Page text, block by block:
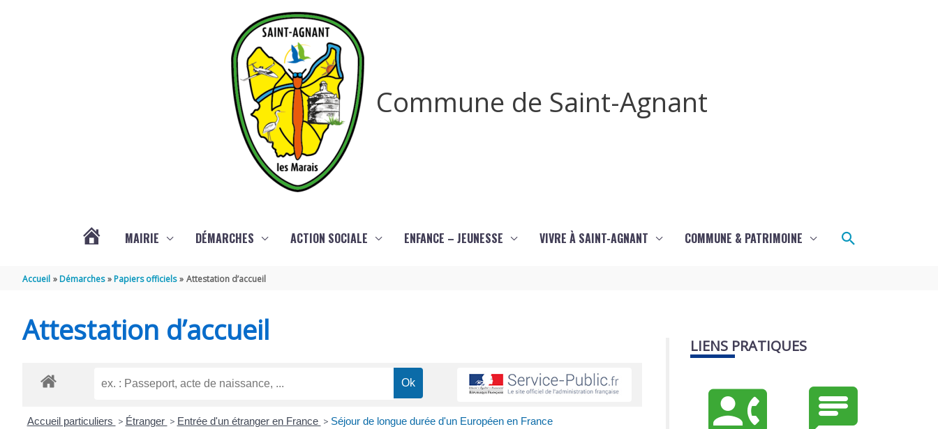
Commune de Saint-Agnant
MAIRIE DÉMARCHES ACTION SOCIALE ENFANCE – JEUNESSE VIVRE À SAINT-AGNANT COMMUNE & PATRIMOINE Rechercher
Accueil Démarches Papiers officiels Attestation d’accueil
Attestation d’accueil
Accueil particuliers > Étranger > Entrée d'un étranger en France > Séjour de longue durée d'un Européen en France
LIENS PRATIQUES